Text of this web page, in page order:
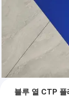
블루 열 CTP